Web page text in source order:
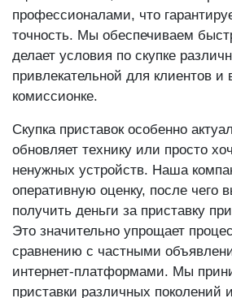
оценка техники, в том числе
профессионалами, что
точность. Мы обеспечиваем
делает условия по скупке
привлекательной для клиентов и
Скупка приставок особенно
обновляет технику или просто
ненужных устройств. Наша
оперативную оценку, после чего
получить деньги за приставку при
Это значительно упрощает
сравнению с частными
интернет-платформами. Мы